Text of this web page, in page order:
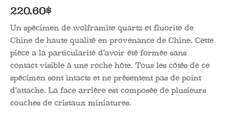
220.60$
Un spécimen de wolframite quartz et fluorite de
Chine de haute qualité en provenance de Chine. Cette
pièce a la particularité d’avoir été formée sans
contact visible à une roche hôte. Tous les côtés de ce
spécimen sont intacts et ne présentent pas de point
d’attache. La face arrière est composée de plusieurs
couches de cristaux miniatures.